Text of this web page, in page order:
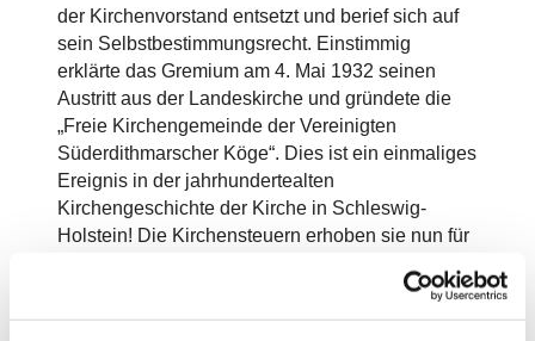
der Kirchenvorstand entsetzt und berief sich auf
sein Selbstbestimmungsrecht. Einstimmig
erklärte das Gremium am 4. Mai 1932 seinen
Austritt aus der Landeskirche und gründete die
„Freie Kirchengemeinde der Vereinigten
Süderdithmarscher Köge“. Dies ist ein einmaliges
Ereignis in der jahrhundertealten
Kirchengeschichte der Kirche in Schleswig-
Holstein! Die Kirchensteuern erhoben sie nun für
christlichem Kirchenvorstand „leise“ beigelegt